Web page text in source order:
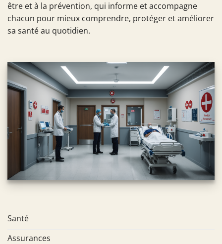
être et à la prévention, qui informe et accompagne
chacun pour mieux comprendre, protéger et améliorer
sa santé au quotidien.
Santé
Assurances